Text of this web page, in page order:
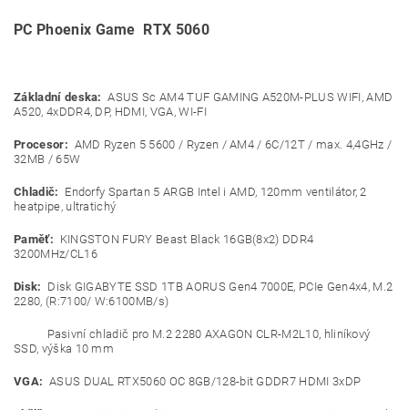
PC Phoenix Game RTX 5060
Základní deska: ASUS Sc AM4 TUF GAMING A520M-PLUS WIFI, AMD
A520, 4xDDR4, DP, HDMI, VGA, WI-FI
Procesor: AMD Ryzen 5 5600 / Ryzen / AM4 / 6C/12T / max. 4,4GHz /
32MB / 65W
Chladič: Endorfy Spartan 5 ARGB Intel i AMD, 120mm ventilátor, 2
heatpipe, ultratichý
Paměť: KINGSTON FURY Beast Black 16GB(8x2) DDR4
3200MHz/CL16
Disk: Disk GIGABYTE SSD 1TB AORUS Gen4 7000E, PCIe Gen4x4, M.2
2280, (R:7100/ W:6100MB/s)
Pasivní chladič pro M.2 2280 AXAGON CLR-M2L10, hliníkový
SSD, výška 10 mm
VGA: ASUS DUAL RTX5060 OC 8GB/128-bit GDDR7 HDMI 3xDP